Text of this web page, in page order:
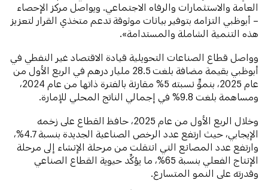
العامة والاستثمارات والرفاه الاجتماعي. ويواصل مركز الإحصاء
– أبوظبي التزامه بتوفير بيانات موثوقة تدعم متخذي القرار لتعزيز
هذه التنمية الشاملة والمستدامة».
وواصل قطاع الصناعات التحويلية قيادة الاقتصاد غير النفطي في
أبوظبي بقيمة مضافة بلغت 28.5 مليار درهم في الربع الأول من
عام 2025، بنموٍّ نسبته 5% مقارنة بالفترة ذاتها من عام 2024،
ومساهمة بلغت 9.8% في إجمالي الناتج المحلي للإمارة.
وخلال الربع الأول من عام 2025، حافظ القطاع على زخمه
الإيجابي، حيث ارتفع عدد الرخص الصناعية الجديدة بنسبة 4.7%،
وارتفع عدد المصانع التي انتقلت من مرحلة الإنشاء إلى مرحلة
الإنتاج الفعلي بنسبة 65%، ما يؤكِّد حيوية القطاع الصناعي
وقدرته على النمو المتسارع.